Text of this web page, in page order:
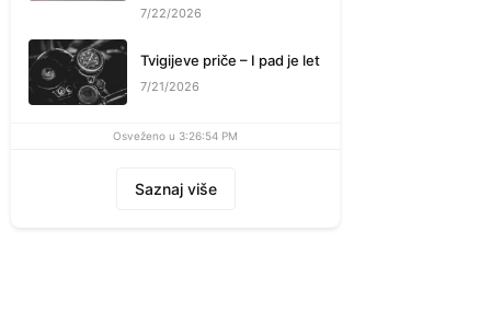
7/22/2026
Tvigijeve priče – I pad je let
7/21/2026
Osveženo u 3:26:54 PM
Saznaj više